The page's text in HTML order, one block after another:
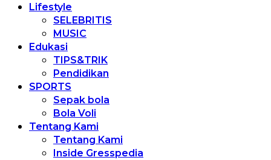
Lifestyle
SELEBRITIS
MUSIC
Edukasi
TIPS&TRIK
Pendidikan
SPORTS
Sepak bola
Bola Voli
Tentang Kami
Tentang Kami
Inside Gresspedia